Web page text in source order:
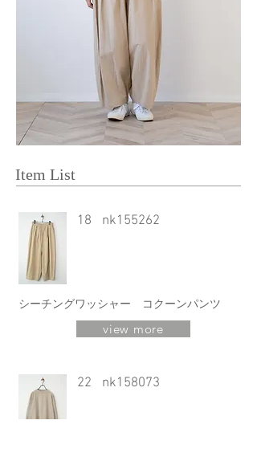
Item List
18 nk155262
シーチングワッシャー コクーンパンツ
view more
22 nk158073